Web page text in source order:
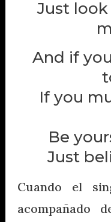
Just
And if
If you
Be
Just
Cuando el
acompañado